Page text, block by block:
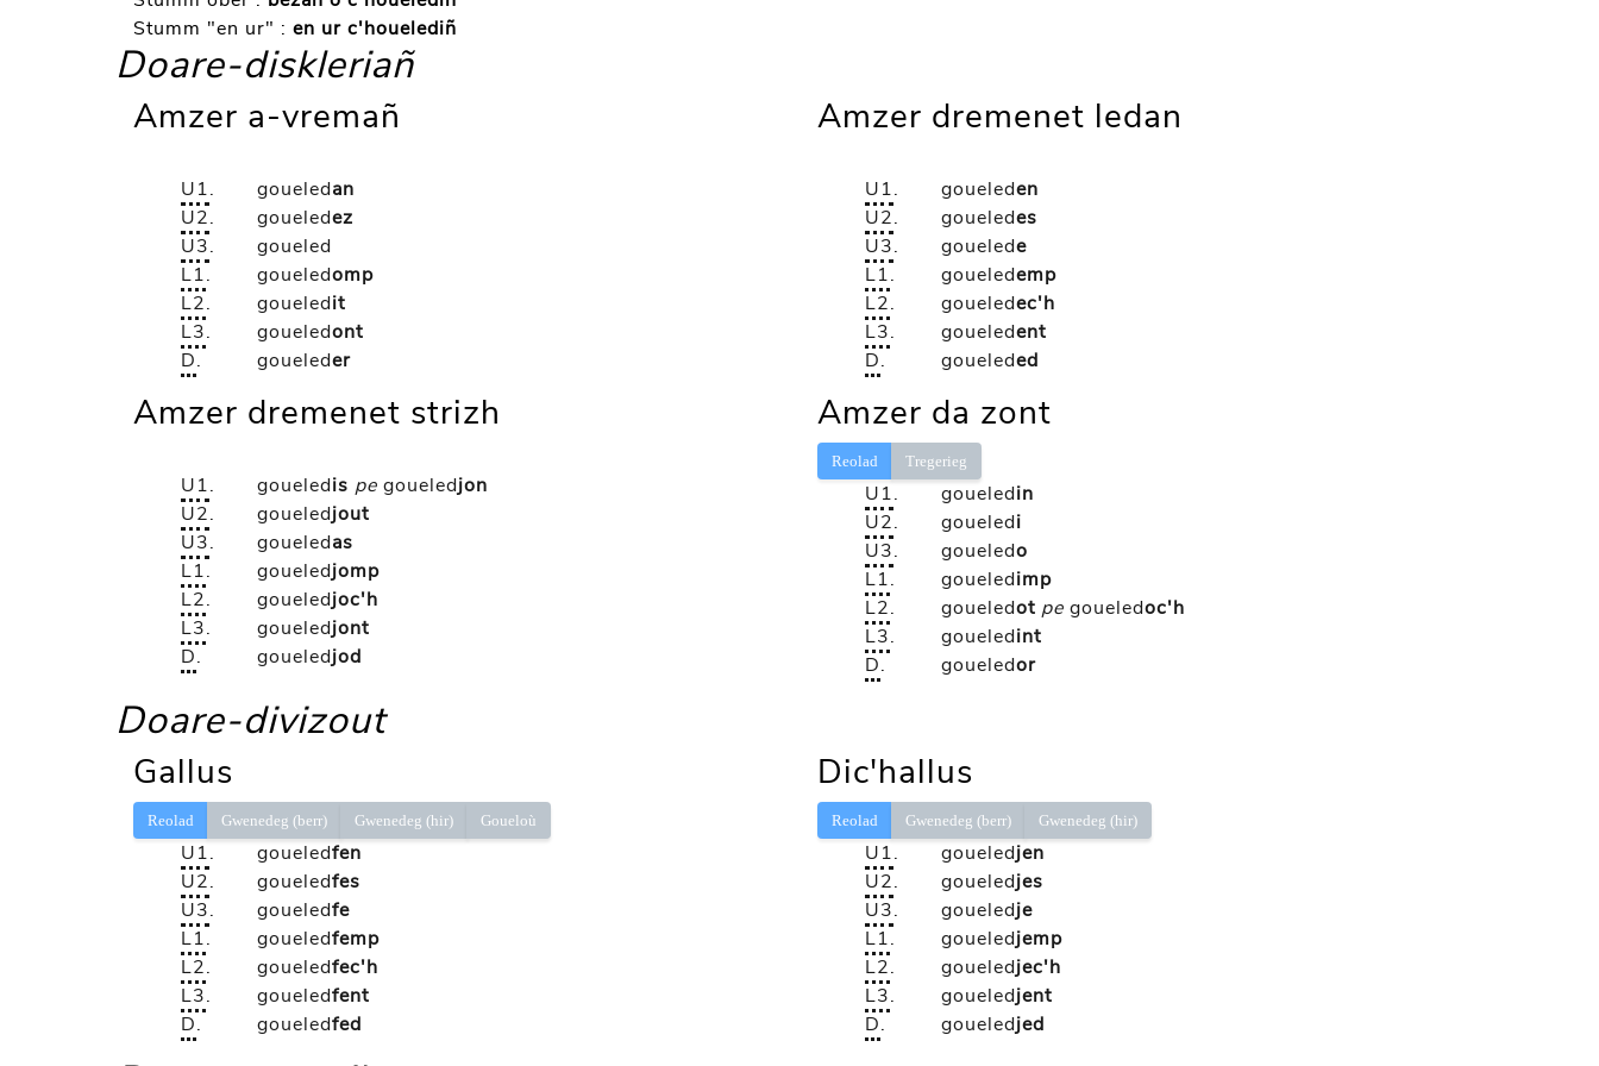
Stumm "en ur" : en ur c'houelediñ
Doare-diskleriañ
Amzer a-vremañ
U1. goueledan
U2. goueledez
U3.
goueled
L1. goueledomp
L2. goueledit
L3. goueledont
D. goueleder
Amzer dremenet ledan
U1. goueleden
U2. goueledes
U3. gouelede
L1. goueledemp
L2. goueledec'h
L3. goueledent
D. goueleded
Amzer dremenet strizh
U1. goueledis pe goueledjon
U2. goueledjout
U3. goueledas
L1. goueledjomp
L2. goueledjoc'h
L3. goueledjont
D. goueledjod
Amzer da zont
Reolad Tregerieg
U1. goueledin
U2. goueledi
U3. goueledo
L1. goueledimp
L2. goueledot pe goueledoc'h
L3. goueledint
D. goueledor
Doare-divizout
Gallus
Reolad Gwenedeg (berr) Gwenedeg (hir) Goueloù
U1. goueledfen
U2. goueledfes
U3. goueledfe
L1. goueledfemp
L2. goueledfec'h
L3. goueledfent
D. goueledfed
Dic'hallus
Reolad Gwenedeg (berr) Gwenedeg (hir)
U1. goueledjen
U2. goueledjes
U3. goueledje
L1. goueledjemp
L2. goueledjec'h
L3. goueledjent
D. goueledjed